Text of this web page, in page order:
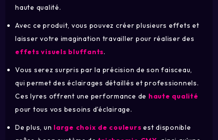
haute qualité.
Avec ce produit, vous pouvez créer plusieurs effets et
laisser votre imagination travailler pour réaliser des
effets visuels bluffants.
Vous serez surpris par la précision de son faisceau,
qui permet des éclairages détaillés et professionnels.
Ces lyres offrent une performance de haute qualité
pour tous vos besoins d'éclairage.
De plus, un large choix de couleurs est disponible